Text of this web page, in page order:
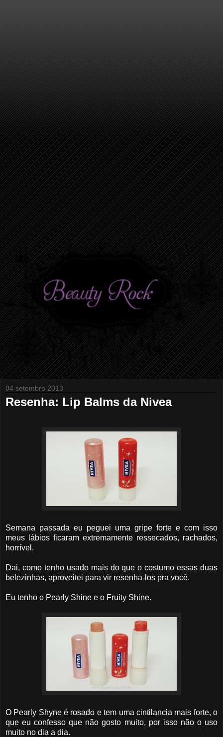
04 setembro 2013
Resenha: Lip Balms da Nivea
Semana passada eu peguei uma gripe forte e com isso
meus lábios ficaram extremamente ressecados, rachados,
horrível.
Dai, como tenho usado mais do que o costumo essas duas
belezinhas, aproveitei para vir resenha-los pra você.
Eu tenho o Pearly Shine e o Fruity Shine.
O Pearly Shyne é rosado e tem uma cintilancia mais forte, o
que eu confesso que não gosto muito, por isso não o uso
muito no dia a dia.